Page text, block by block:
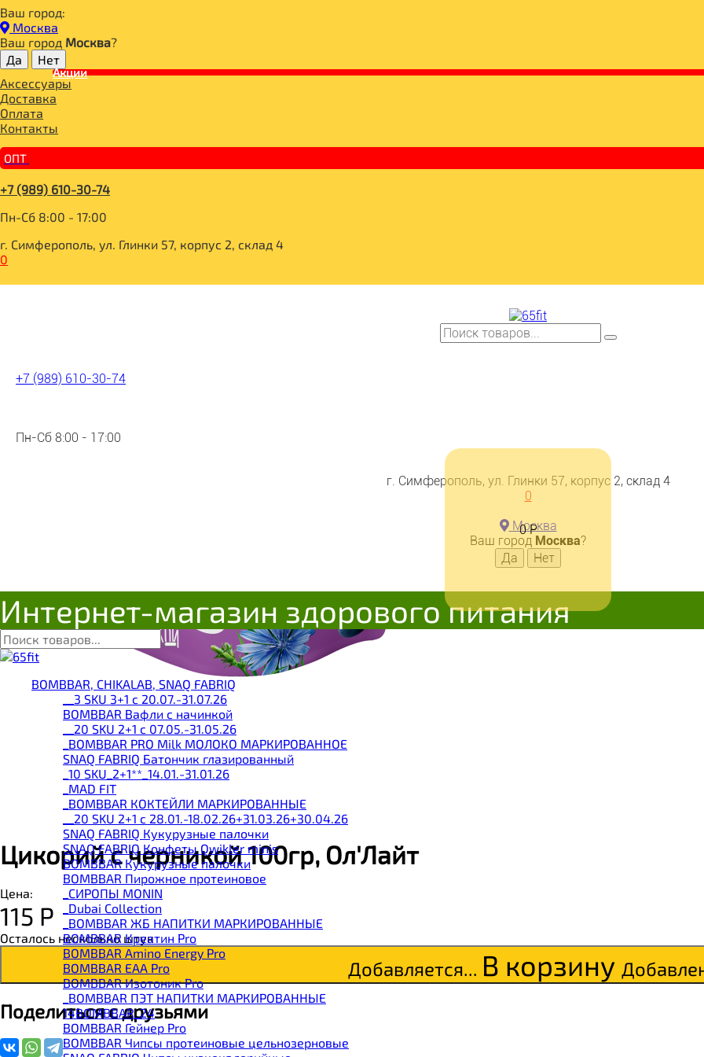
Ваш город:
Москва
Ваш город Москва?
Акции
Аксессуары
Доставка
Оплата
Контакты
ОПТ
+7 (989) 610-30-74
Пн-Сб 8:00 - 17:00
г. Симферополь, ул. Глинки 57, корпус 2, склад 4
0
+7 (989) 610-30-74
Пн-Сб 8:00 - 17:00
г. Симферополь, ул. Глинки 57, корпус 2, склад 4
0
0Р
Москва
Ваш город Москва?
Интернет-магазин здорового питания
BOMBBAR, CHIKALAB, SNAQ FABRIQ
__3 SKU 3+1 с 20.07.-31.07.26
BOMBBAR Вафли с начинкой
__20 SKU 2+1 с 07.05.-31.05.26
_BOMBBAR PRO Milk МОЛОКО МАРКИРОВАННОЕ
SNAQ FABRIQ Батончик глазированный
_10 SKU_2+1**_14.01.-31.01.26
_MAD FIT
_BOMBBAR КОКТЕЙЛИ МАРКИРОВАННЫЕ
__20 SKU 2+1 с 28.01.-18.02.26+31.03.26+30.04.26
SNAQ FABRIQ Кукурузные палочки
SNAQ FABRIQ Конфеты Qwikler minis
BOMBBAR Кукурузные палочки
BOMBBAR Пирожное протеиновое
_CИРОПЫ MONIN
_Dubai Collection
_BOMBBAR ЖБ НАПИТКИ МАРКИРОВАННЫЕ
BOMBBAR Креатин Pro
BOMBBAR Amino Energy Pro
BOMBBAR EAA Pro
BOMBBAR Изотоник Pro
_BOMBBAR ПЭТ НАПИТКИ МАРКИРОВАННЫЕ
14BOMBBAR_24
BOMBBAR Гейнер Pro
BOMBBAR Чипсы протеиновые цельнозерновые
Главная
ДЛЯ ЗДОРОВОГО ПИТАНИЯ
НАПИТКИ
КОФЕ, ЦИКОРИЙ
Цикорий с черникой 100гр, Ол'Лайт
Цикорий с черникой 100гр, Ол'Лайт
Цена:
115 Р
Осталось несколько штук
Добавляется... В корзину
Поделиться с друзьями